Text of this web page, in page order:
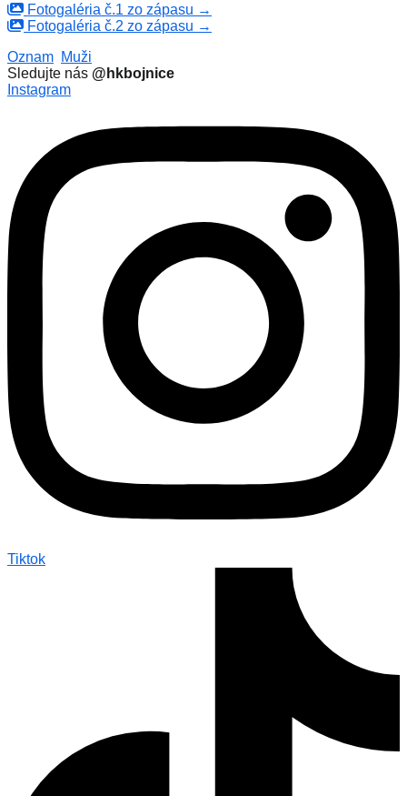
Fotogaléria č.1 zo zápasu →
Fotogaléria č.2 zo zápasu →
Oznam Muži
Sledujte nás @hkbojnice
Instagram
Tiktok